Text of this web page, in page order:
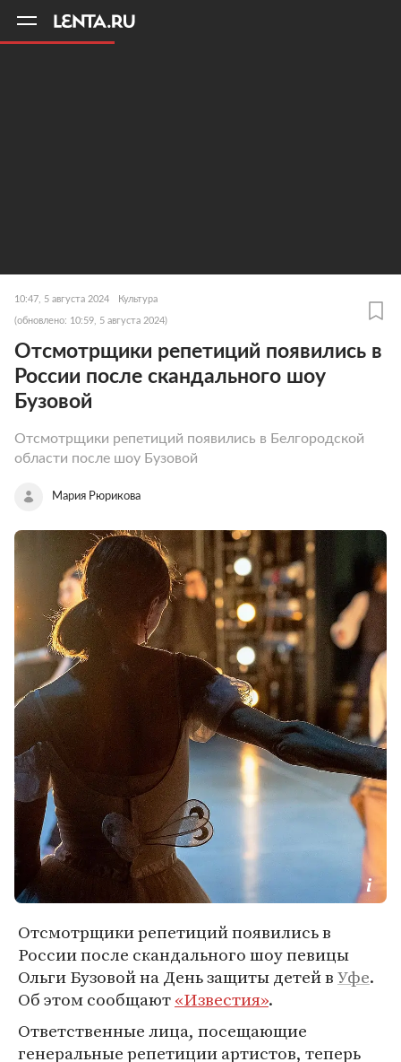
10:47, 5 августа 2024 Культура
(обновлено: 10:59, 5 августа 2024)
Отсмотрщики репетиций появились в
России после скандального шоу
Бузовой
Отсмотрщики репетиций появились в Белгородской
области после шоу Бузовой
Мария Рюрикова
Отсмотрщики репетиций появились в
России после скандального шоу певицы
Ольги Бузовой на День защиты детей вУфе.
Об этом сообщают«Известия».
Ответственные лица, посещающие
генеральные репетиции артистов, теперь